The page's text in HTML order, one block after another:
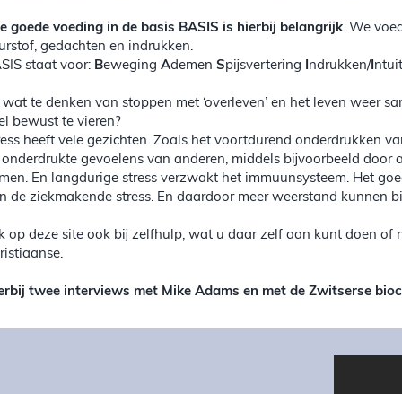
goede voeding in de basis BASIS is hierbij belangrijk. We
gedachten en indrukken.
staat voor: Beweging Ademen Spijsvertering ndrukken/I
wat te denken van stoppen met ‘overleven’ en het leven weer
bewust te vieren?
heeft vele gezichten. Zoals het voortdurend onderdrukken
onderdrukte gevoelens van anderen, middels bijvoorbeeld
En langdurige stress verzwakt het immuunsysteem. Het
de ziekmakende stress. En daardoor meer weerstand kunnen
op deze site ook bij zelfhulp, wat u daar zelf aan kunt doen of
twee interviews met Mike Adams en met de Zwitserse